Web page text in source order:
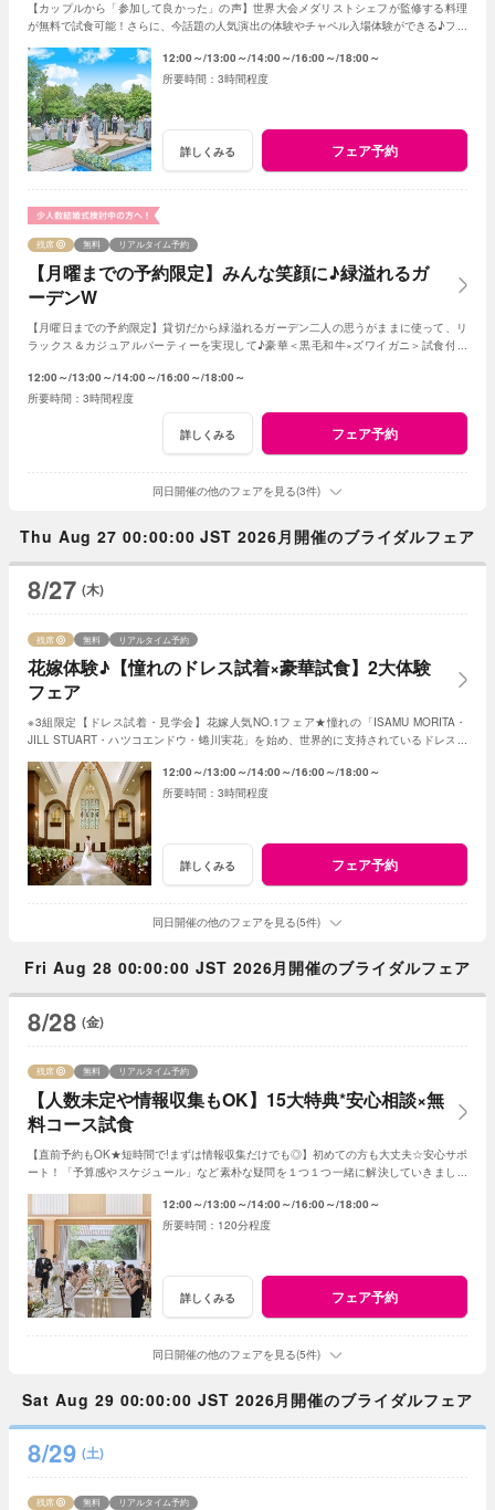
【カップルから「参加して良かった」の声】世界大会メダリストシェフが監修する料理
が無料で試食可能！さらに、今話題の人気演出の体験やチャペル入場体験ができる♪フェ
12:00～ 13:00～ 14:00～ 16:00～ 18:00～
3時間程度
詳しくみる フェア予約
【月曜までの予約限定】みんな笑顔に♪緑溢れるガ
ーデンW
残席 無料 リアルタイム予約
【月曜日までの予約限定】貸切だから緑溢れるガーデン二人の思うがままに使って、リ
ラックス＆カジュアルパーティーを実現して♪豪華＜黒毛和牛×ズワイガニ＞試食付き
12:00～ 13:00～ 14:00～ 16:00～ 18:00～
3時間程度
詳しくみる フェア予約
同日開催の他のフェアを見る(3件)
Thu Aug 27 00:00:00 JST 2026月開催のブライダルフェア
8/27 (木)
花嫁体験♪【憧れのドレス試着×豪華試食】2大体験
フェア
残席 無料 リアルタイム予約
※3組限定【ドレス試着・見学会】花嫁人気NO.1フェア★憧れの「ISAMU MORITA・
JILL STUART・ハツコエンドウ・蜷川実花」を始め、世界的に支持されているドレスと
12:00～ 13:00～ 14:00～ 16:00～ 18:00～
3時間程度
詳しくみる フェア予約
同日開催の他のフェアを見る(5件)
Fri Aug 28 00:00:00 JST 2026月開催のブライダルフェア
8/28 (金)
【人数未定や情報収集もOK】15大特典*安心相談×無
料コース試食
残席 無料 リアルタイム予約
【直前予約もOK★短時間で!まずは情報収集だけでも◎】初めての方も大丈夫☆安心サポ
ート！「予算感やスケジュール」など素朴な疑問を１つ１つ一緒に解決していきましょ
12:00～ 13:00～ 14:00～ 16:00～ 18:00～
120分程度
詳しくみる フェア予約
同日開催の他のフェアを見る(5件)
Sat Aug 29 00:00:00 JST 2026月開催のブライダルフェア
8/29 (土)
残席 無料 リアルタイム予約